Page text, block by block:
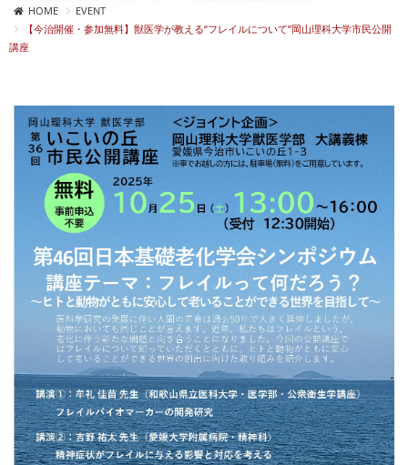
HOME
EVENT
【今治開催・参加無料】獣医学が教える“フレイルについて”岡山理科大学市民公開
講座